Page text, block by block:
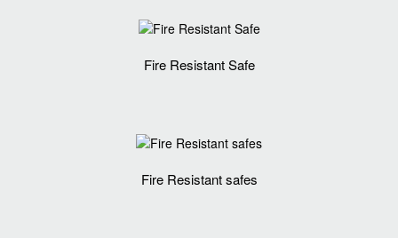
Fire Resistant Safe
Fire Resistant safes